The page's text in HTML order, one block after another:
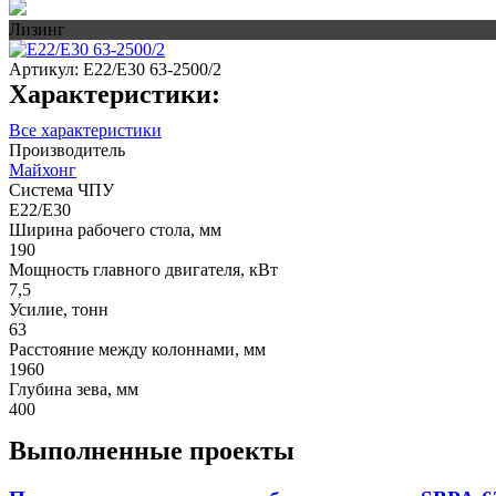
Лизинг
Артикул: E22/E30 63-2500/2
Характеристики:
Все характеристики
Производитель
Майхонг
Система ЧПУ
E22/E30
Ширина рабочего стола, мм
190
Мощность главного двигателя, кВт
7,5
Усилие, тонн
63
Расстояние между колоннами, мм
1960
Глубина зева, мм
400
Выполненные проекты